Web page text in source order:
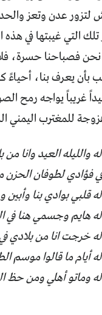
لتزور عدن وتعز
تلك التي غيبتها في هذه
نحن فصباحنا حسرة،
بأن يعرف بنا، أحياءً
غريباً يواجه رمح
للمغترب اليمني
والليله العيد وانا
فؤادي لطوفان الحزن
قلبي بوادي بنا وأبين
هايم وجسمي هنا في
خرجت انا من بلادي
أيام ما قالوا موسم
وماتو أهلي ومن حظ